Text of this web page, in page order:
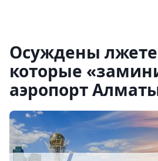
Осуждены
которые
аэропорт